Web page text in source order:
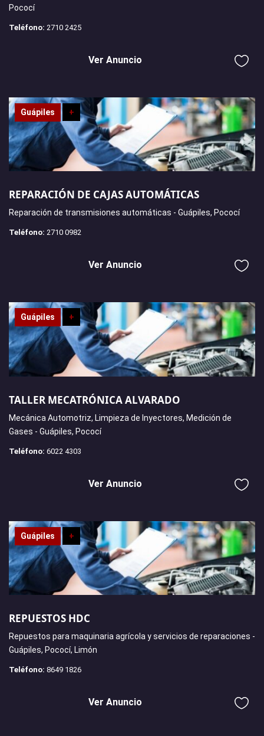
Pococí
Teléfono: 2710 2425
Ver Anuncio
Guápiles +
REPARACIÓN DE CAJAS AUTOMÁTICAS
Reparación de transmisiones automáticas - Guápiles, Pococí
Teléfono: 2710 0982
Ver Anuncio
Guápiles +
TALLER MECATRÓNICA ALVARADO
Mecánica Automotriz, Limpieza de Inyectores, Medición de
Gases - Guápiles, Pococí
Teléfono: 6022 4303
Ver Anuncio
Guápiles +
REPUESTOS HDC
Repuestos para maquinaria agrícola y servicios de reparaciones -
Guápiles, Pococí, Limón
Teléfono: 8649 1826
Ver Anuncio